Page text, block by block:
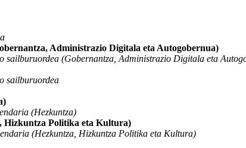
Administrazio Digitala eta Autogobernua)
sailburuordea (Gobernantza, Administrazio Digitala eta
sailburuordea
(Hezkuntza)
Hizkuntza Politika eta Kultura)
(Hezkuntza, Hizkuntza Politika eta Kultura)